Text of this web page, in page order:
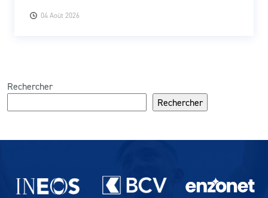
04 Août 2026
Rechercher
Rechercher
Partenaires du lausanne-Sport